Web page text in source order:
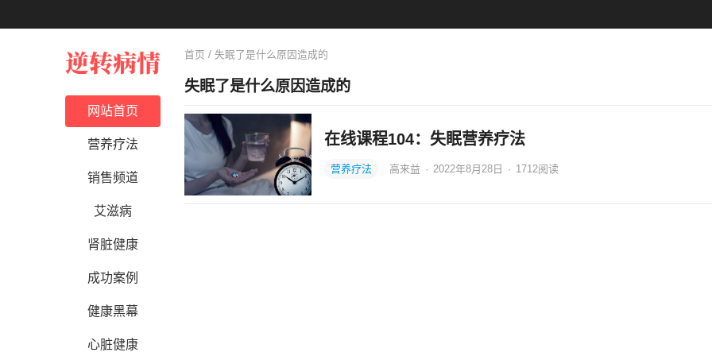
网站首页
营养疗法
销售频道
艾滋病
肾脏健康
成功案例
健康黑幕
心脏健康
首页 / 失眠了是什么原因造成的
失眠了是什么原因造成的
在线课程104：失眠营养疗法
营养疗法 高来益 · 2022年8月28日 · 1712阅读